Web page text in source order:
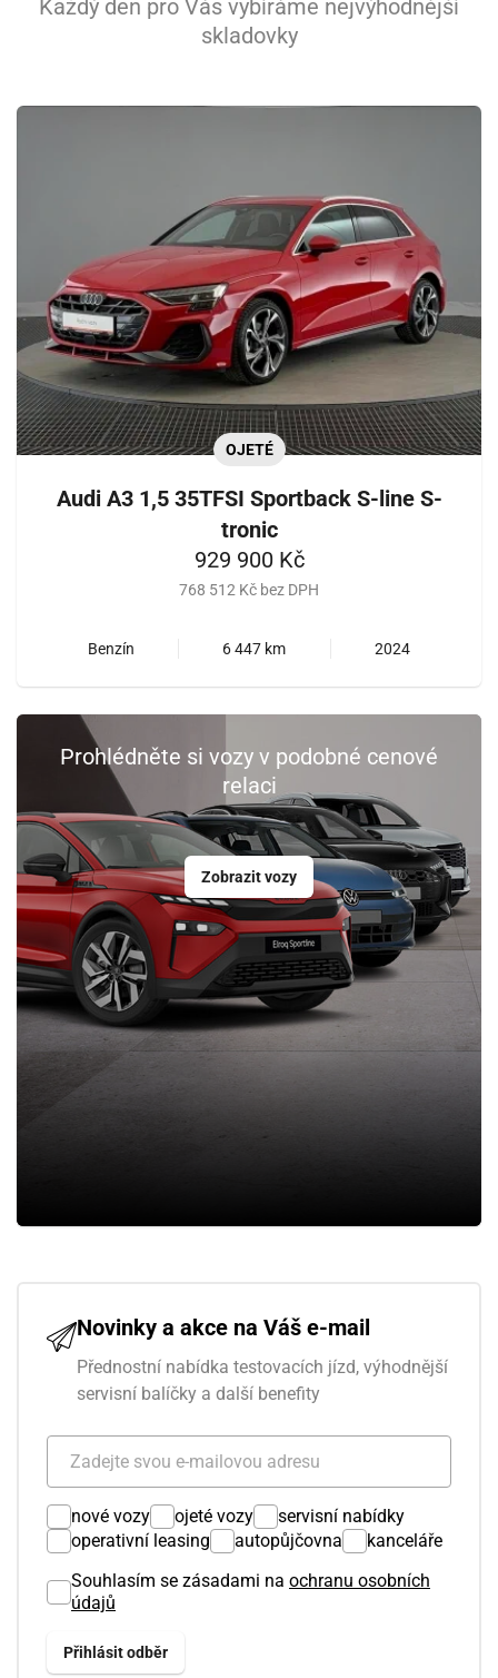
Každý den pro Vás vybíráme nejvýhodnější
skladovky
OJETÉ
Audi A3 1,5 35TFSI Sportback S-line S-
tronic
929 900 Kč
768 512 Kč bez DPH
Benzín 6 447 km 2024
Prohlédněte si vozy v podobné cenové
relaci
Zobrazit vozy
Novinky a akce na Váš e-mail
Přednostní nabídka testovacích jízd, výhodnější
servisní balíčky a další benefity
nové vozy ojeté vozy
servisní nabídky
operativní leasing
autopůjčovna
kanceláře
Souhlasím se zásadami na ochranu osobních
údajů